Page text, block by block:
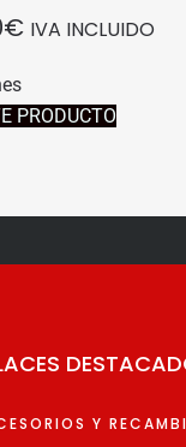
€EL
ACTUAL
ES:
IVA INCLUIDO
producto
tiene
Las
en
página
PRODUCTO
Y